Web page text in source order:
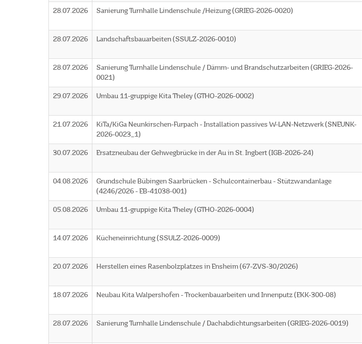
28.07.2026 Sanierung Turnhalle Lindenschule /Heizung (GRIEG-2026-0020)
28.07.2026 Landschaftsbauarbeiten (SSULZ-2026-0010)
28.07.2026
Sanierung Turnhalle Lindenschule / Dämm- und Brandschutzarbeiten (GRIEG-2026-
0021)
29.07.2026 Umbau 11-gruppige Kita Theley (GTHO-2026-0002)
21.07.2026
KiTa/KiGa Neunkirschen-Furpach - Installation passives W-LAN-Netzwerk (SNEUNK-
2026-0023_1)
30.07.2026 Ersatzneubau der Gehwegbrücke in der Au in St. Ingbert (IGB-2026-24)
04.08.2026
Grundschule Bübingen Saarbrücken - Schulcontainerbau - Stützwandanlage
(4246/2026 - EB-41038-001)
05.08.2026 Umbau 11-gruppige Kita Theley (GTHO-2026-0004)
14.07.2026 Kücheneinrichtung (SSULZ-2026-0009)
20.07.2026 Herstellen eines Rasenbolzplatzes in Ensheim (67-ZVS-30/2026)
18.07.2026 Neubau Kita Walpershofen - Trockenbauarbeiten und Innenputz (EKK-300-08)
28.07.2026 Sanierung Turnhalle Lindenschule / Dachabdichtungsarbeiten (GRIEG-2026-0019)